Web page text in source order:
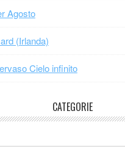
Agosto
(Irlanda)
Cielo infinito
CATEGORIE